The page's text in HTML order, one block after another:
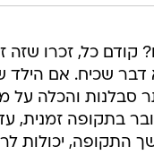
קודם כל, זכרו שזה
דבר שכיח. אם
סבלנות והכלה על
בתקופה זמנית,
התקופה, יכולות